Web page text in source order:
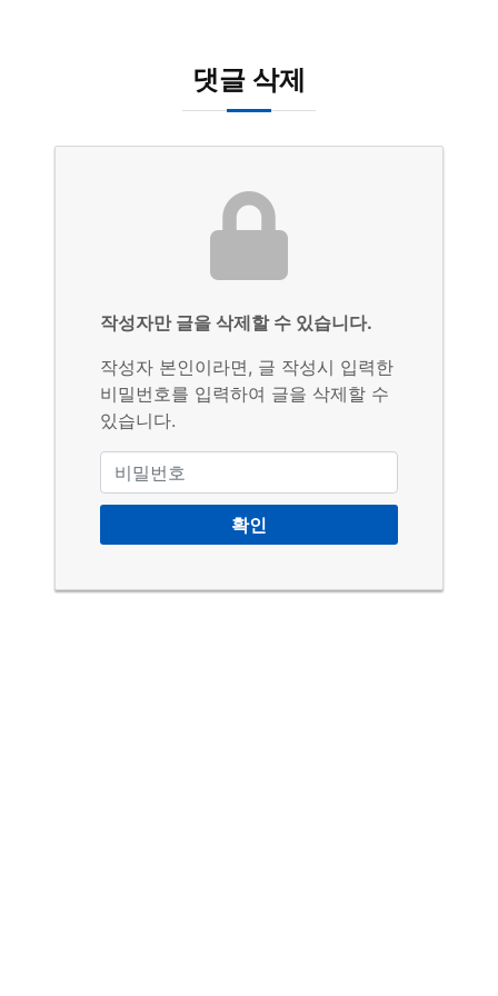
댓글 삭제
작성자만 글을 삭제할 수 있습니다.
작성자 본인이라면, 글 작성시 입력한
비밀번호를 입력하여 글을 삭제할 수
있습니다.